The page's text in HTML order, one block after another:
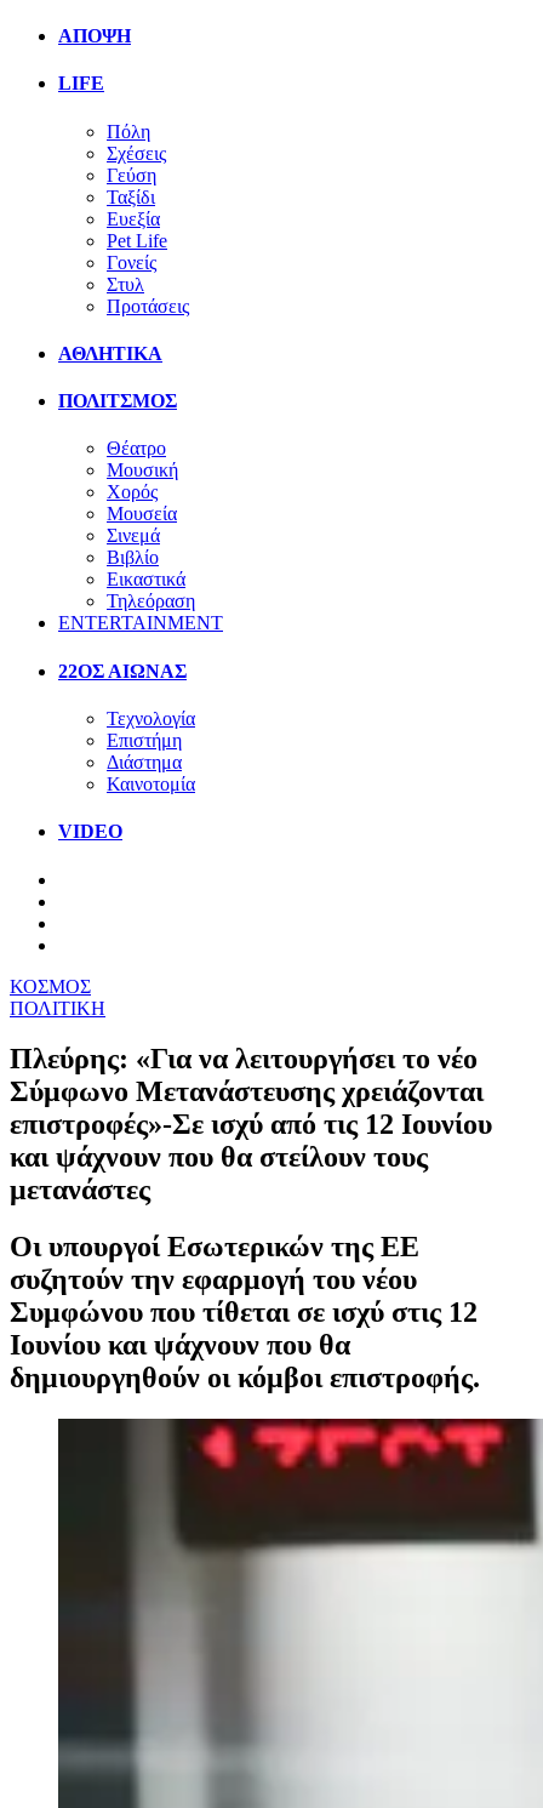
ΑΠΟΨΗ
LIFE
Πόλη
Σχέσεις
Γεύση
Ταξίδι
Ευεξία
Pet Life
Γονείς
Στυλ
Προτάσεις
ΑΘΛΗΤΙΚΑ
ΠΟΛΙΤΣΜΟΣ
Θέατρο
Μουσική
Χορός
Μουσεία
Σινεμά
Βιβλίο
Εικαστικά
Τηλεόραση
ENTERTAINMENT
22ΟΣ ΑΙΩΝΑΣ
Τεχνολογία
Επιστήμη
Διάστημα
Καινοτομία
VIDEO
ΚΟΣΜΟΣ
ΠΟΛΙΤΙΚΗ
Πλεύρης: «Για να λειτουργήσει το νέο
Σύμφωνο Μετανάστευσης χρειάζονται
επιστροφές»-Σε ισχύ από τις 12 Ιουνίου
και ψάχνουν που θα στείλουν τους
μετανάστες
Οι υπουργοί Εσωτερικών της ΕΕ
συζητούν την εφαρμογή του νέου
Συμφώνου που τίθεται σε ισχύ στις 12
Ιουνίου και ψάχνουν που θα
δημιουργηθούν οι κόμβοι επιστροφής.